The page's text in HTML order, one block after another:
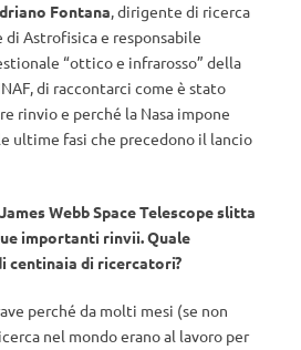
Fontana, dirigente di ricerca
Astrofisica e responsabile
“ottico e infrarosso” della
di raccontarci come è stato
rinvio e perché la Nasa impone
ultime fasi che precedono il lancio
Webb Space Telescope slitta
importanti rinvii. Quale
centinaia di ricercatori?
perché da molti mesi (se non
nel mondo erano al lavoro per